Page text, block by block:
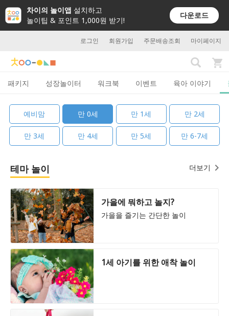
차이의 놀이앱 설치하고
놀이팁 & 포인트 1,000원 받기!
다운로드
로그인 회원가입 주문배송조회 마이페이지
패키지 성장놀이터 워크북 이벤트 육아 이야기
예비맘 만 0세 만 1세 만 2세
만 3세 만 4세 만 5세 만 6-7세
테마 놀이 더보기
가을에 뭐하고 놀지?
가을을 즐기는 간단한 놀이
1세 아기를 위한 애착 놀이